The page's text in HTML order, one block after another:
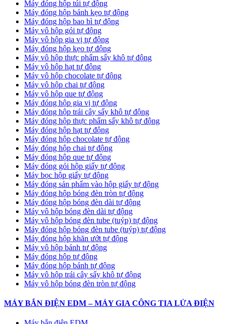
Máy đóng hộp túi tự động
Máy đóng hộp bánh kẹo tự động
Máy đóng hộp bao bì tự động
Máy vô hộp gói tự động
Máy vô hộp gia vị tự động
Máy đóng hộp kẹo tự động
Máy vô hộp thực phẩm sấy khô tự động
Máy vô hộp hạt tự động
Máy vô hộp chocolate tự động
Máy vô hộp chai tự động
Máy vô hộp que tự động
Máy đóng hộp gia vị tự động
Máy đóng hộp trái cây sấy khô tự động
Máy đóng hộp thực phẩm sấy khô tự động
Máy đóng hộp hạt tự động
Máy đóng hộp chocolate tự động
Máy đóng hộp chai tự động
Máy đóng hộp que tự động
Máy đóng gói hộp giấy tự động
Máy bọc hộp giấy tự động
Máy đóng sản phẩm vào hộp giấy tự động
Máy đóng hộp bóng đèn tròn tự động
Máy đóng hộp bóng đèn dài tự động
Máy vô hộp bóng đèn dài tự động
Máy vô hộp bóng đèn tube (tuýp) tự động
Máy đóng hộp bóng đèn tube (tuýp) tự động
Máy đóng hộp khăn ướt tự động
Máy vô hộp bánh tự động
Máy đóng hộp tự động
Máy đóng hộp bánh tự động
Máy vô hộp trái cây sấy khô tự động
Máy vô hộp bóng đèn tròn tự động
MÁY BẮN ĐIỆN EDM – MÁY GIA CÔNG TIA LỬA ĐIỆN